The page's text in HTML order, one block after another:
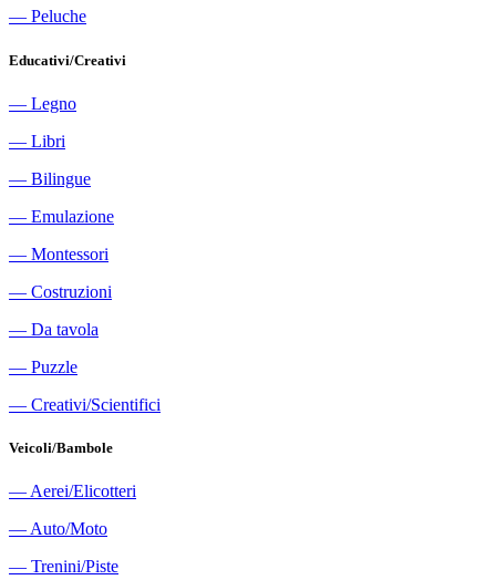
― Peluche
Educativi/Creativi
― Legno
― Libri
― Bilingue
― Emulazione
― Montessori
― Costruzioni
― Da tavola
― Puzzle
― Creativi/Scientifici
Veicoli/Bambole
― Aerei/Elicotteri
― Auto/Moto
― Trenini/Piste